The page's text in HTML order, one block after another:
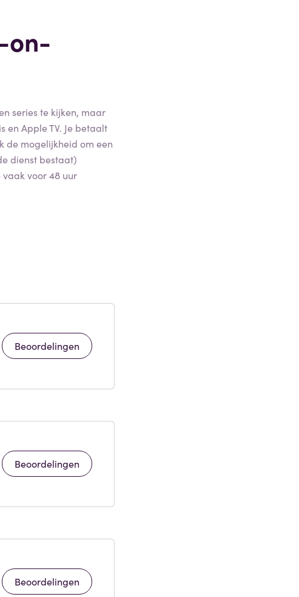
on-
series te kijken, maar
Apple TV. Je betaalt
de mogelijkheid om een
dienst bestaat)
voor 48 uur
Beoordelingen
Beoordelingen
Beoordelingen